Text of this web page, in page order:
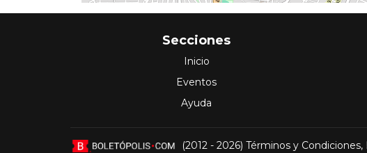
Secciones
Inicio
Eventos
Ayuda
(2012 - 2026) Términos y Condiciones,